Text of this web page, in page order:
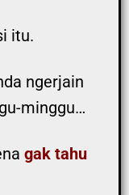
itu.
ngerjain
minggu…
gak tahu